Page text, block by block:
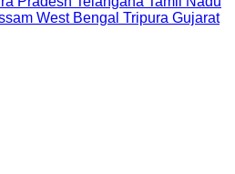
West Bengal Tripura Gujarat